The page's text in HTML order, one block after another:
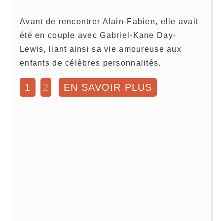
Avant de rencontrer Alain-Fabien, elle avait
été en couple avec Gabriel-Kane Day-
Lewis, liant ainsi sa vie amoureuse aux
enfants de célèbres personnalités.
1 2 EN SAVOIR PLUS